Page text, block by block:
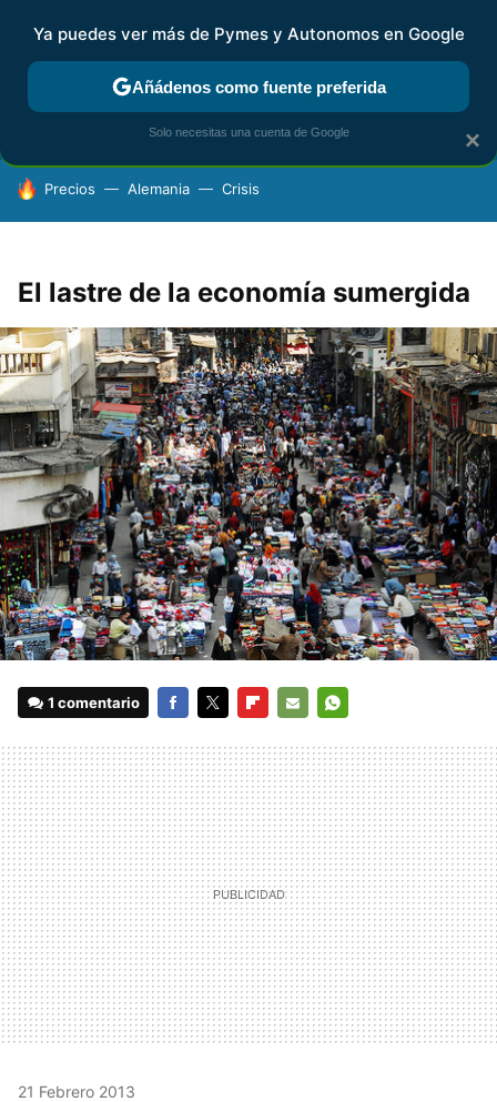
FISCALIDAD Y CONTABILIDAD KIT DIGITAL RENTA
HOY SE HABLA DE
Precios Alemania Crisis
El lastre de la economía sumergida
1 comentario
MAIL
21 Febrero 2013
×
Ya puedes ver más de Pymes y Autonomos en Google
Añádenos como fuente preferida
Solo necesitas una cuenta de Google